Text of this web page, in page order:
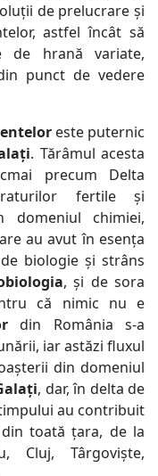
de prelucrare și
astfel încât să
de hrană variate,
punct de vedere
este puternic
. Tărâmul acesta
precum Delta
fertile și
domeniul chimiei,
au avut în esența
biologie și strâns
, și de sora
că nimic nu e
din România s-a
iar astăzi fluxul
din domeniul
, dar, în delta de
au contribuit
toată țara, de la
Cluj, Târgoviște,